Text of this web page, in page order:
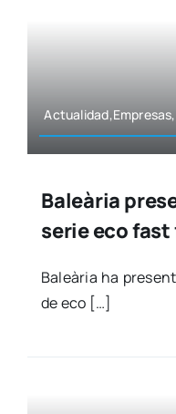
Baleària
serie eco
Baleà­ria ha
de eco […]